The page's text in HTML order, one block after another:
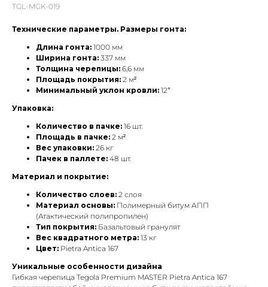
TGL-MGK-019
Технические параметры. Размеры гонта:
Длина гонта: 1000 мм
Ширина гонта: 337 мм
Толщина черепицы: 6,6 мм
Площадь покрытия: 2 м²
Минимальный уклон кровли: 12°
Упаковка:
Количество в пачке: 16 шт.
Площадь в пачке: 2 м²
Вес упаковки: 26 кг
Пачек в паллете: 48 шт.
Материал и покрытие:
Количество слоев: 2 слоя
Материал основы: Полимерный битум АПП
(Атактический полипропилен)
Тип покрытия: Базальтовый гранулят
Вес квадратного метра: 13 кг
Цвет: Pietra Antica 167
Уникальные особенности дизайна
Гибкая черепица Tegola Premium MASTER Pietra Antica 167